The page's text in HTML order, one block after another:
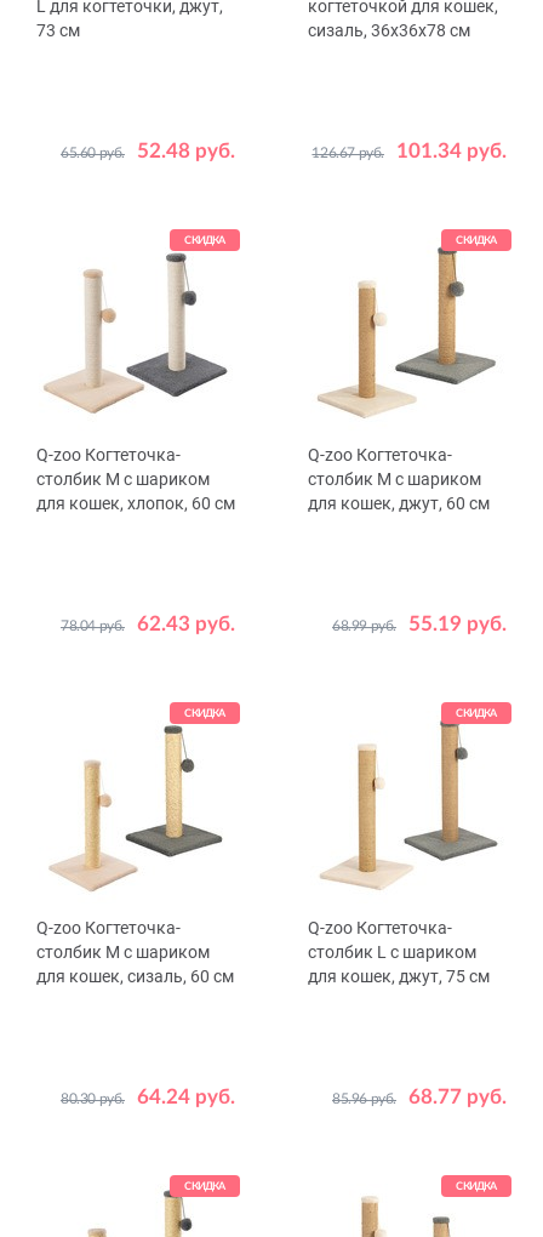
L для когтеточки, джут,
73 см
52.48 руб.
65.60 руб.
Цвет Бежевый Серый
когтеточкой для кошек,
сизаль, 36x36x78 см
101.34 руб.
126.67 руб.
Цвет Бежевый
СКИДКА
Q-zoo Когтеточка-
столбик М с шариком
для кошек, хлопок, 60 см
62.43 руб.
78.04 руб.
Цвет Бежевый Серый
СКИДКА
Q-zoo Когтеточка-
столбик М с шариком
для кошек, джут, 60 см
55.19 руб.
68.99 руб.
Цвет Бежевый Серый
СКИДКА
Q-zoo Когтеточка-
столбик М с шариком
для кошек, сизаль, 60 см
64.24 руб.
80.30 руб.
Цвет Бежевый Серый
СКИДКА
Q-zoo Когтеточка-
столбик L с шариком
для кошек, джут, 75 см
68.77 руб.
85.96 руб.
Цвет Бежевый Серый
СКИДКА СКИДКА